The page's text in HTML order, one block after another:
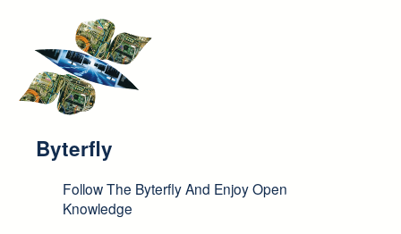
Byterfly
Follow The Byterfly And Enjoy Open
Knowledge